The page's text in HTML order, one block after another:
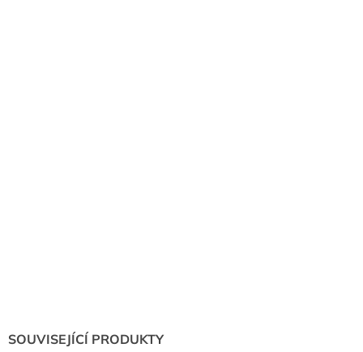
SOUVISEJÍCÍ PRODUKTY